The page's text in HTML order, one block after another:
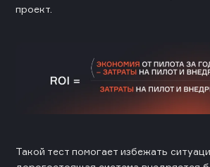
проект.
Такой тест помогает избежать